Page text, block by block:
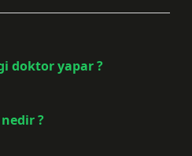
doktor yapar ?
?